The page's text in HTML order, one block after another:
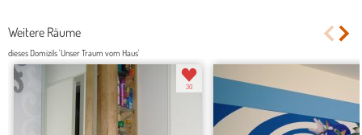
Weitere Räume
dieses Domizils 'Unser Traum vom Haus'
30